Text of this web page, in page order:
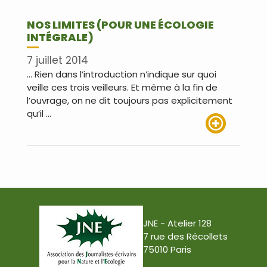
NOS LIMITES (POUR UNE ÉCOLOGIE
INTÉGRALE)
7 juillet 2014
… Rien dans l’introduction n’indique sur quoi
veille ces trois veilleurs. Et même à la fin de
l’ouvrage, on ne dit toujours pas explicitement
qu’il …
JNE - Atelier 128
7 rue des Récollets
75010 Paris